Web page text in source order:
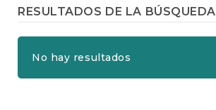
B
a
r
l
RESULTADOS DE LA BÚSQUEDA
No hay resultados